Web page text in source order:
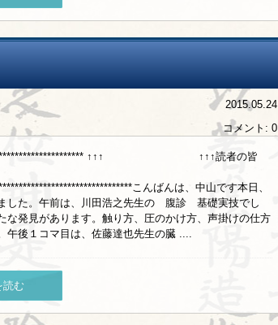
2015.05.24
コメント: 0
↑↑↑ ↑↑↑読者の皆
こんばんは、中山です本日、
した。午前は、川田浩之先生の 腹診 基礎実技でし
発見があります。触り方、圧のかけ方、声掛けの仕方
午後１コマ目は、佐藤達也先生の臓 ....
読む